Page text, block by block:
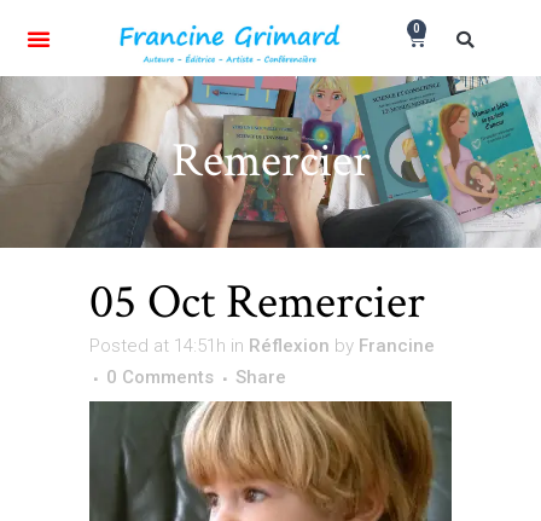
0
Remercier
05 OctRemercier
Posted at 14:51h in Réflexion by Francine
0 Comments
Share